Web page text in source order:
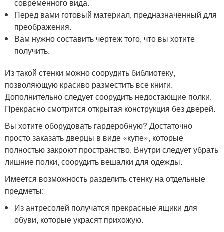
современного вида.
Перед вами готовый материал, предназначенный для
преображения.
Вам нужно составить чертеж того, что вы хотите
получить.
Из такой стенки можно соорудить библиотеку,
позволяющую красиво разместить все книги.
Дополнительно следует соорудить недостающие полки.
Прекрасно смотрится открытая конструкция без дверей.
Вы хотите оборудовать гардеробную? Достаточно
просто заказать дверцы в виде «купе», которые
полностью закроют пространство. Внутри следует убрать
лишние полки, соорудить вешалки для одежды.
Имеется возможность разделить стенку на отдельные
предметы:
Из антресолей получатся прекрасные ящики для
обуви, которые украсят прихожую.